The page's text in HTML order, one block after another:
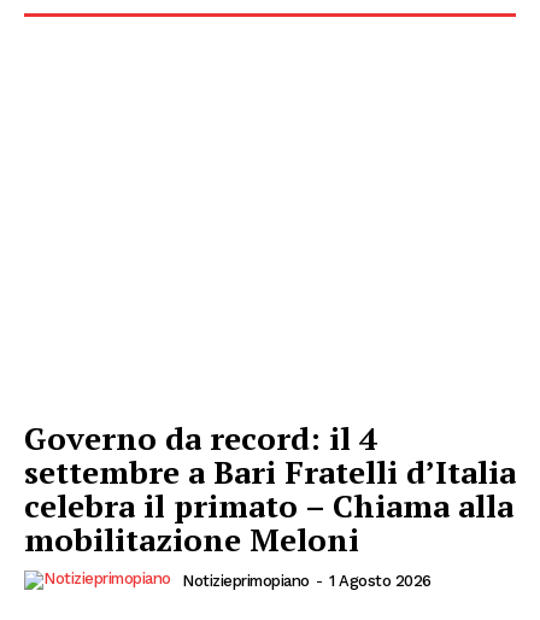
Governo da record: il 4
settembre a Bari Fratelli d’Italia
celebra il primato – Chiama alla
mobilitazione Meloni
Notizieprimopiano - 1 Agosto 2026